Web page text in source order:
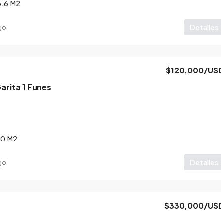
M2
Detalles
1 Funes
$120,000/
M2
Detalles
$330,000/